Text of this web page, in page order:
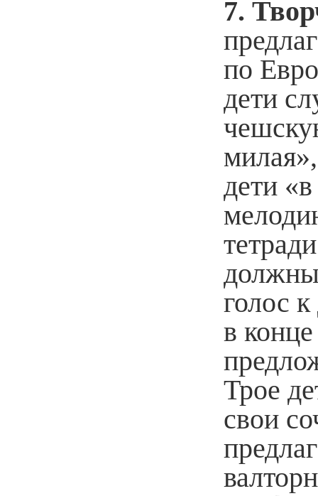
7.
по
дети
дети
голос
в
Трое
свои